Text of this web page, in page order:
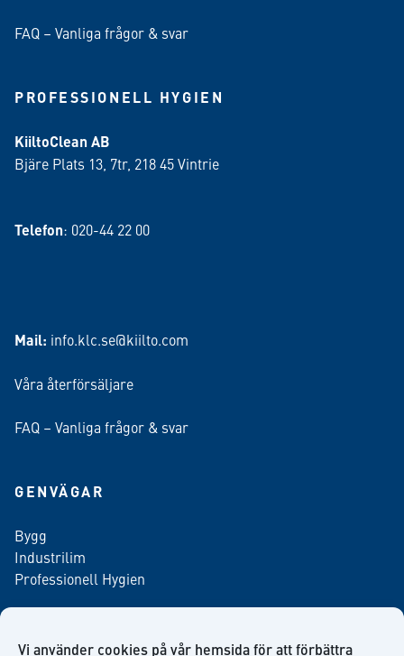
Vi använder cookies på vår hemsida för att förbättra
FAQ – Vanliga frågor & svar
PROFESSIONELL HYGIEN
KiiltoClean AB
Bjäre Plats 13, 7tr, 218 45 Vintrie
Telefon: 020-44 22 00
Mail: info.klc.se@kiilto.com
Våra återförsäljare
FAQ – Vanliga frågor & svar
GENVÄGAR
Bygg
Industrilim
Professionell Hygien